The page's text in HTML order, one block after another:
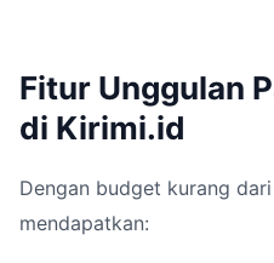
Fitur Unggulan
di Kirimi.id
Dengan budget kurang
mendapatkan: